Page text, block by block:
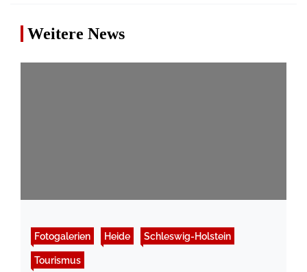
Weitere News
Fotogalerien Heide Schleswig-Holstein
Tourismus